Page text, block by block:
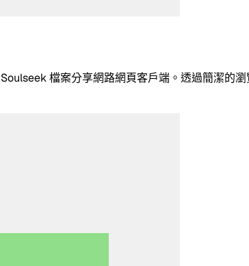
檔案分享網路網頁客戶端。透過簡潔的